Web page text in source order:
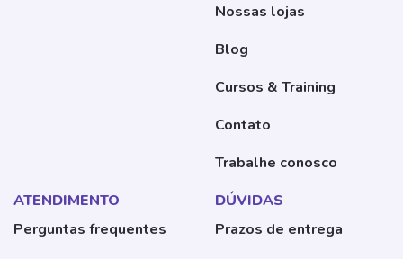
Nossas lojas
Blog
Cursos & Training
Contato
Trabalhe conosco
ATENDIMENTO
Perguntas frequentes
DÚVIDAS
Prazos de entrega